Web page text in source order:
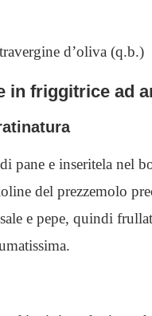
d’oliva (q.b.)
in friggitrice ad
pane e inseritela nel
del prezzemolo
e pepe, quindi